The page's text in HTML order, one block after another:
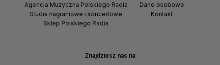
Znajdziesz nas na
Agencja Muzyczna Polskiego Radia
Studia nagraniowe i koncertowe
Sklep Polskiego Radia
Dane osobowe
Kontakt